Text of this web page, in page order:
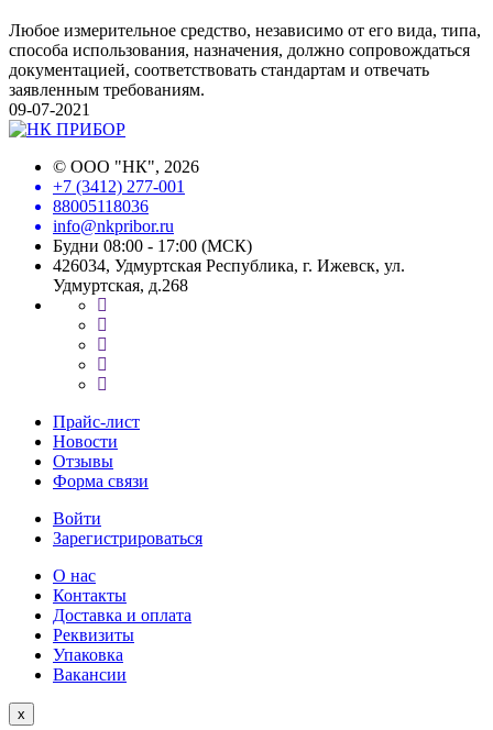
Любое измерительное средство, независимо от его вида, типа,
способа использования, назначения, должно сопровождаться
документацией, соответствовать стандартам и отвечать
заявленным требованиям.
09-07-2021
© ООО "НК", 2026
+7 (3412) 277-001
88005118036
info@nkpribor.ru
Будни 08:00 - 17:00 (МСК)
426034, Удмуртская Республика, г. Ижевск, ул.
Удмуртская, д.268
Прайс-лист
Новости
Отзывы
Форма связи
Войти
Зарегистрироваться
О нас
Контакты
Доставка и оплата
Реквизиты
Упаковка
Вакансии
x